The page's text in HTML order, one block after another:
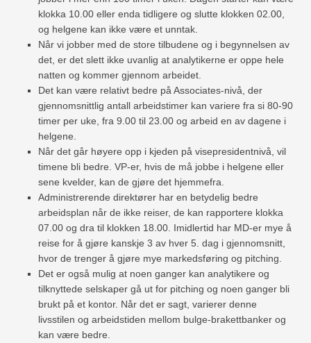
klokka 10.00 eller enda tidligere og slutte klokken 02.00,
og helgene kan ikke være et unntak.
Når vi jobber med de store tilbudene og i begynnelsen av
det, er det slett ikke uvanlig at analytikerne er oppe hele
natten og kommer gjennom arbeidet.
Det kan være relativt bedre på Associates-nivå, der
gjennomsnittlig antall arbeidstimer kan variere fra si 80-90
timer per uke, fra 9.00 til 23.00 og arbeid en av dagene i
helgene.
Når det går høyere opp i kjeden på visepresidentnivå, vil
timene bli bedre. VP-er, hvis de må jobbe i helgene eller
sene kvelder, kan de gjøre det hjemmefra.
Administrerende direktører har en betydelig bedre
arbeidsplan når de ikke reiser, de kan rapportere klokka
07.00 og dra til klokken 18.00. Imidlertid har MD-er mye å
reise for å gjøre kanskje 3 av hver 5. dag i gjennomsnitt,
hvor de trenger å gjøre mye markedsføring og pitching.
Det er også mulig at noen ganger kan analytikere og
tilknyttede selskaper gå ut for pitching og noen ganger bli
brukt på et kontor. Når det er sagt, varierer denne
livsstilen og arbeidstiden mellom bulge-brakettbanker og
kan være bedre.